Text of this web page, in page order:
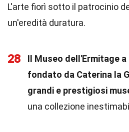
L'arte fiorì sotto il patrocinio
un'eredità duratura.
28
Il Museo dell'Ermitage
fondato da Caterina la
grandi e prestigiosi
una collezione